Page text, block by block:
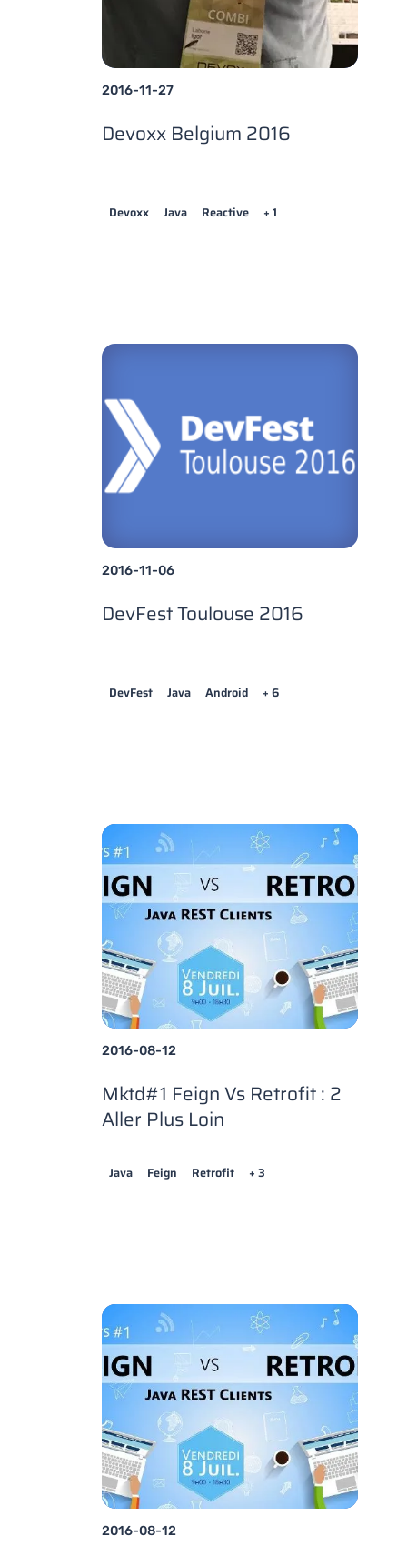
2016-11-27
Devoxx Belgium 2016
Devoxx Java Reactive + 1
2016-11-06
DevFest Toulouse 2016
DevFest Java Android + 6
2016-08-12
Mktd#1 Feign Vs Retrofit : 2
Aller Plus Loin
Java Feign Retrofit + 3
2016-08-12